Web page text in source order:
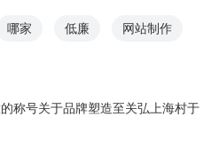
哪家 低廉 网站制作
称号关于品牌塑造至关弘上海村于